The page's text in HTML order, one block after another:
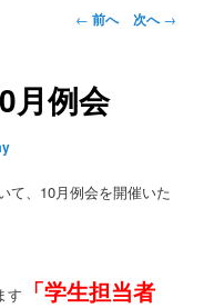
投
ビ
ゲ
ン
← 前へ 次へ→
月例会
て、10月例会を開催いた
す
「学生担当者